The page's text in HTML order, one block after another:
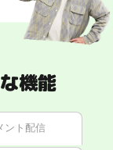
機能
ント配信